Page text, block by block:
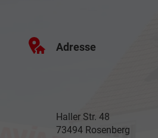
Adresse
Haller Str. 48
73494 Rosenberg